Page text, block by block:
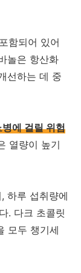
함되어 있어
놀은 항산화
선하는 데 중
에 걸릴 위험
열량이 높기
하루 섭취량에
. 다크 초콜릿
모두 챙기세